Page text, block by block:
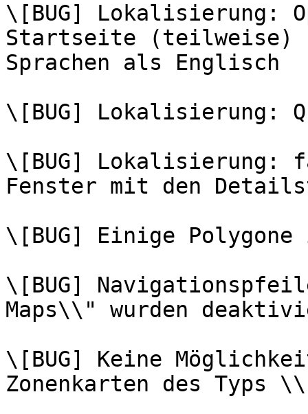
\[BUG] Lokalisierung:
Startseite (teilweise)
Sprachen als Englisch
\[BUG] Lokalisierung:
\[BUG] Lokalisierung:
Fenster mit den
\[BUG] Einige
\[BUG]
Maps\\" wurden
\[BUG] Keine
Zonenkarten des Typs